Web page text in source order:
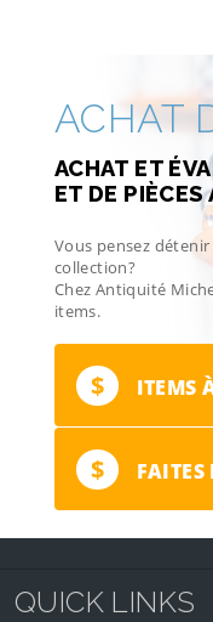
ACHAT
ACHAT ET
ET DE PIÈCES
Vous pensez
collection?
Chez Antiquité
items.
$ ITEMS
$ FAITES
QUICK LINKS